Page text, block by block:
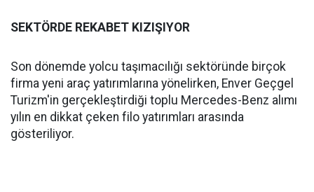
SEKTÖRDE REKABET KIZIŞIYOR
Son dönemde yolcu taşımacılığı sektöründe birçok
firma yeni araç yatırımlarına yönelirken, Enver Geçgel
Turizm'in gerçekleştirdiği toplu Mercedes-Benz alımı
yılın en dikkat çeken filo yatırımları arasında
gösteriliyor.